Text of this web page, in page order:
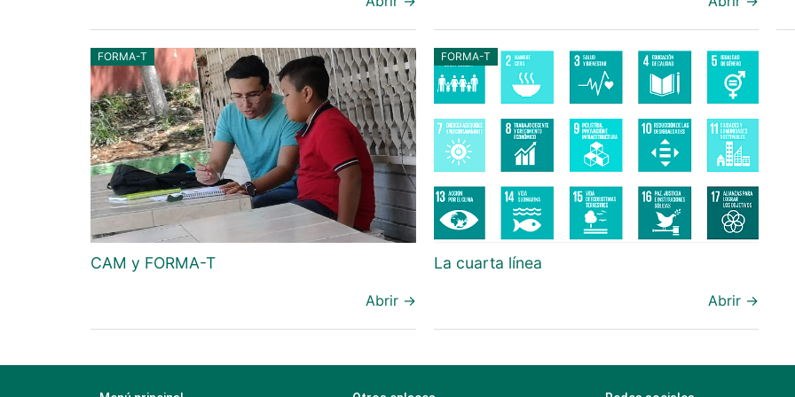
FORMA-T
CAM y FORMA-T
Abrir →
FORMA-T
La cuarta línea
Abrir →